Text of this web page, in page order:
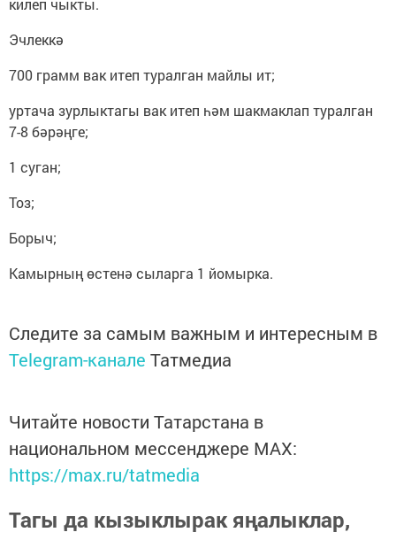
килеп чыкты.
Эчлеккә
700 грамм вак итеп туралган майлы ит;
уртача зурлыктагы вак итеп һәм шакмаклап туралган
7-8 бәрәңге;
1 суган;
Тоз;
Борыч;
Камырның өстенә сыларга 1 йомырка.
Следите за самым важным и интересным в
Telegram-канале Татмедиа
Читайте новости Татарстана в
национальном мессенджере MАХ:
https://max.ru/tatmedia
Тагы да кызыклырак яңалыклар,